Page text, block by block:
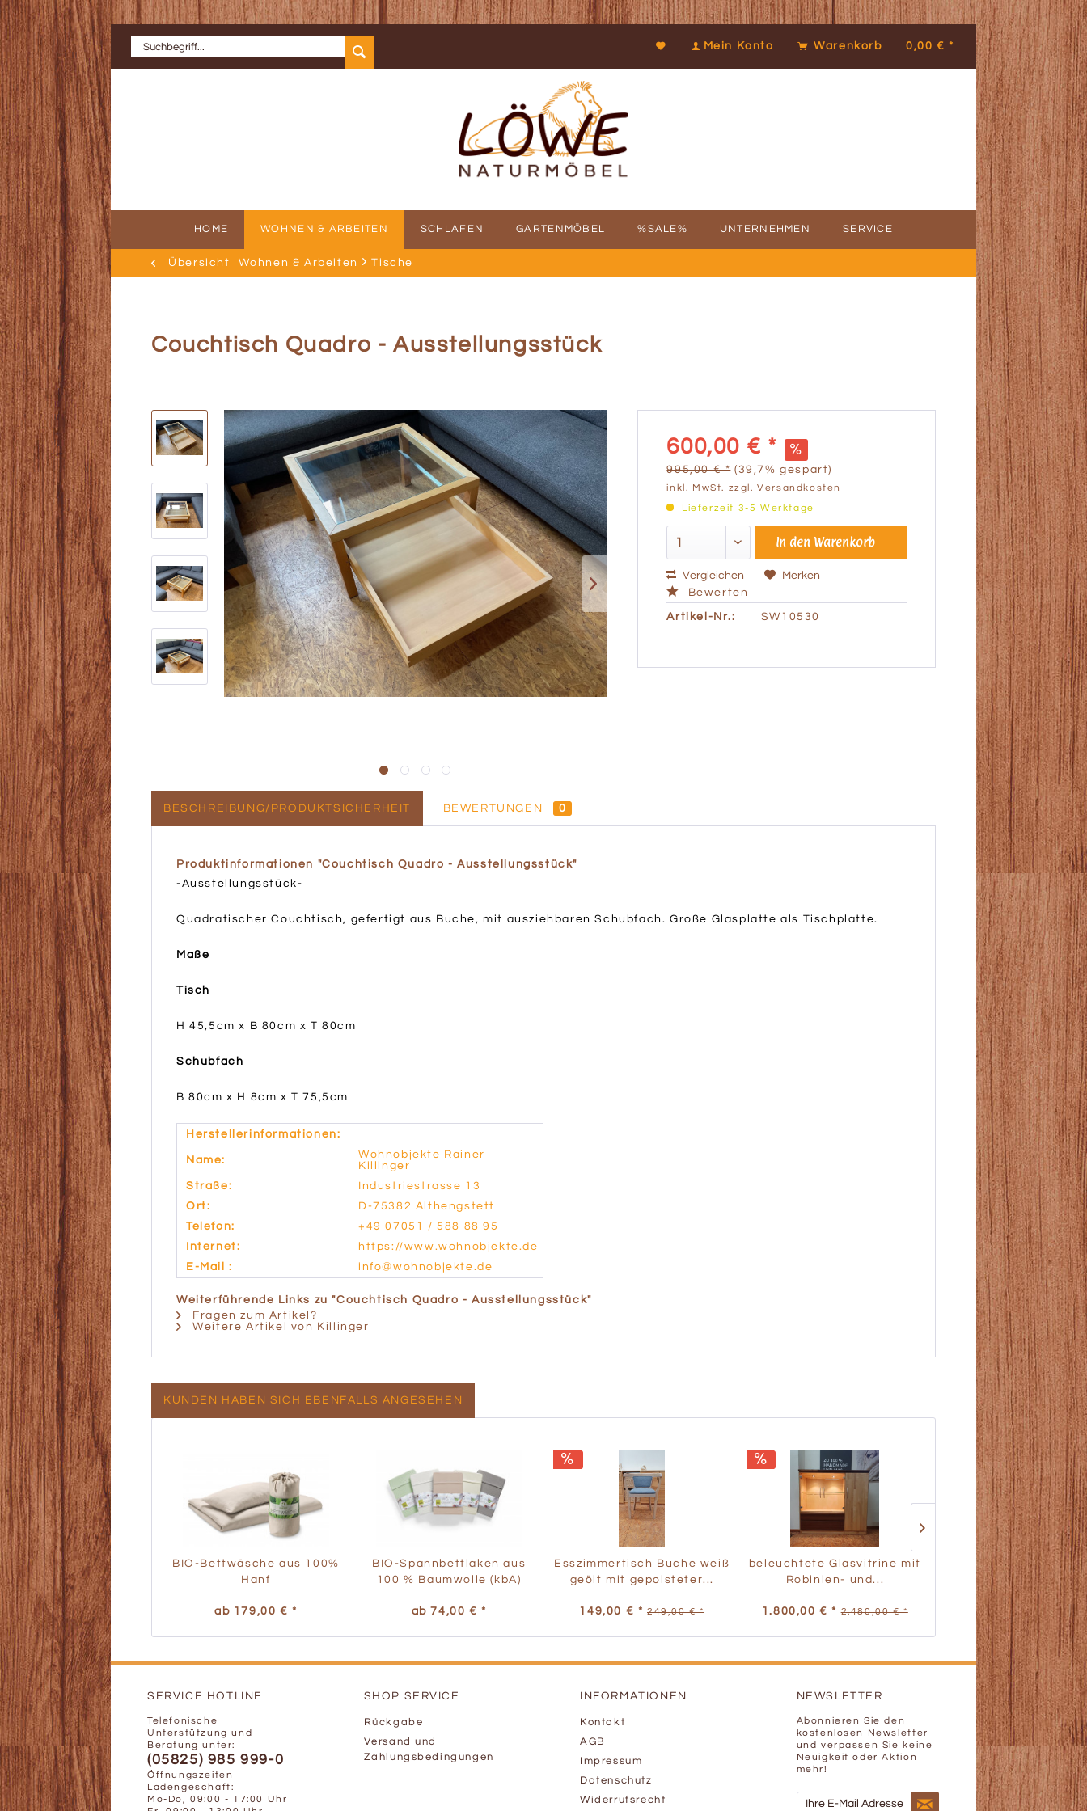
Mein Konto Warenkorb 0,00 € *
HOME WOHNEN & ARBEITEN SCHLAFEN GARTENMÖBEL %SALE% UNTERNEHMEN SERVICE
Übersicht Wohnen & Arbeiten Tische
Couchtisch Quadro - Ausstellungsstück
600,00 € *
995,00 € * (39,7% gespart)
inkl. MwSt. zzgl. Versandkosten
Lieferzeit 3-5 Werktage
In den Warenkorb
Vergleichen
Merken
Bewerten
Artikel-Nr.: SW10530
BESCHREIBUNG/PRODUKTSICHERHEIT BEWERTUNGEN 0
Produktinformationen "Couchtisch Quadro - Ausstellungsstück"
-Ausstellungsstück-
Quadratischer Couchtisch, gefertigt aus Buche, mit ausziehbaren Schubfach. Große Glasplatte als Tischplatte.
Maße
Tisch
H 45,5cm x B 80cm x T 80cm
Schubfach
B 80cm x H 8cm xT 75,5cm
Herstellerinformationen:
Name:
Wohnobjekte Rainer
Killinger
Straße:
Industriestrasse 13
Ort:
D-75382 Althengstett
Telefon:
+49 07051 / 588 88 95
Internet:
https://www.wohnobjekte.de
E-Mail :
info@wohnobjekte.de
Weiterführende Links zu "Couchtisch Quadro - Ausstellungsstück"
Fragen zum Artikel?
Weitere Artikel von Killinger
KUNDEN HABEN SICH EBENFALLS ANGESEHEN
BIO-Bettwäsche aus 100%
Hanf
ab 179,00 € *
BIO-Spannbettlaken aus
100 % Baumwolle (kbA)
ab 74,00 € *
Esszimmertisch Buche weiß
geölt mit gepolsteter...
149,00 € * 249,00 € *
beleuchtete Glasvitrine mit
Robinien- und...
1.800,00 € * 2.480,00 € *
Bio Sofa Ecke Sirio
Ausstellungsstück
5.500,00 € * 6.883,00
SERVICE HOTLINE
Telefonische
Unterstützung und
Beratung unter:
(05825) 985 999-0
Öffnungszeiten
Ladengeschäft:
Mo-Do, 09:00 - 17:00 Uhr
SHOP SERVICE
Rückgabe
Versand und
Zahlungsbedingungen
INFORMATIONEN
Kontakt
AGB
Impressum
Datenschutz
Widerrufsrecht
NEWSLETTER
Abonnieren Sie den
kostenlosen Newsletter
und verpassen Sie keine
Neuigkeit oder Aktion
mehr!